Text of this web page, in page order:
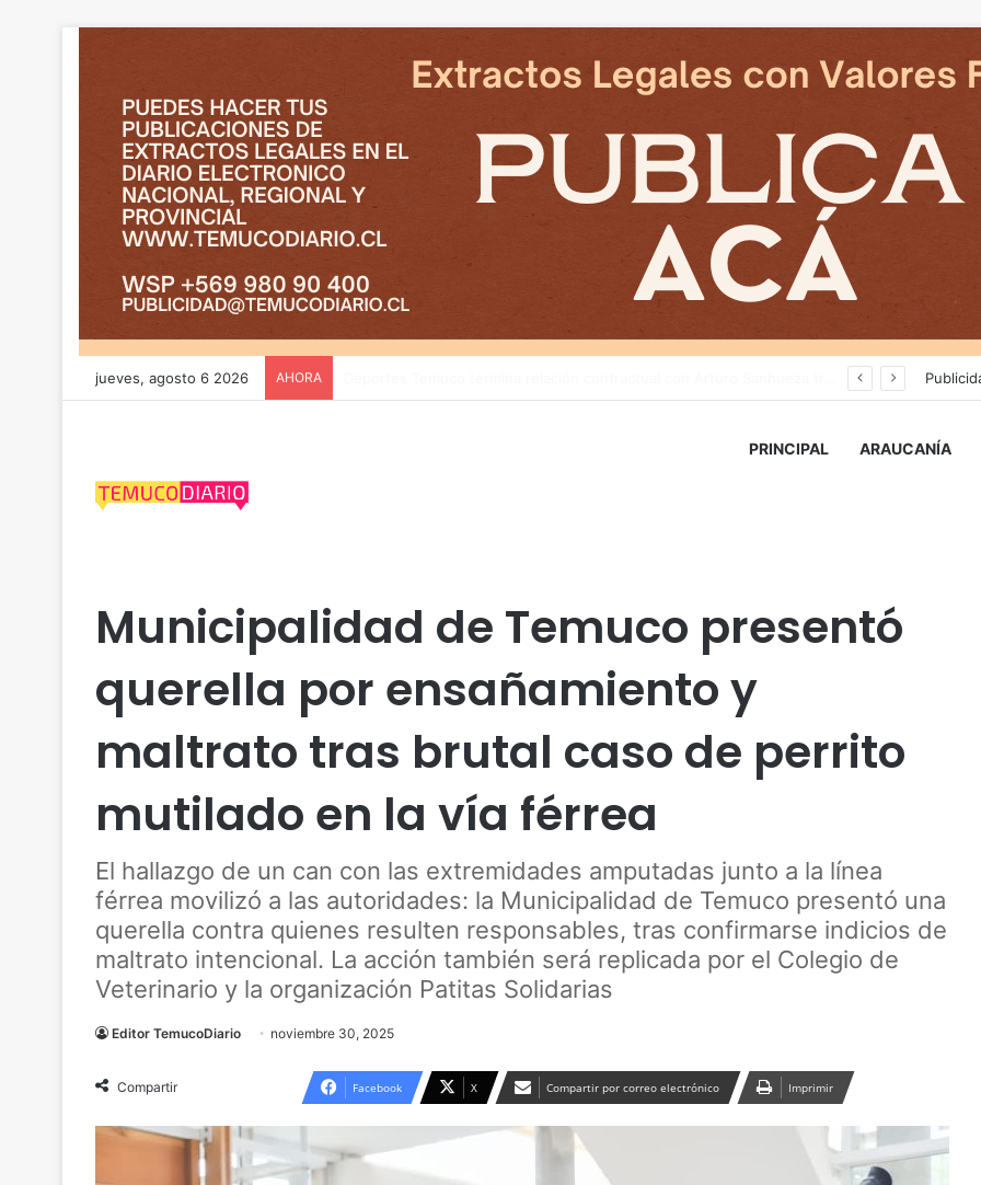
jueves, agosto 6 2026 AHORA
PRINCIPAL ARAUCANÍA
Municipalidad de Temuco presentó
querella por ensañamiento y
maltrato tras brutal caso de perrito
mutilado en la vía férrea
El hallazgo de un can con las extremidades amputadas junto a la línea
férrea movilizó a las autoridades: la Municipalidad de Temuco presentó una
querella contra quienes resulten responsables, tras confirmarse indicios de
maltrato intencional. La acción también será replicada por el Colegio de
Veterinario y la organización Patitas Solidarias
Editor TemucoDiario noviembre 30, 2025
Compartir Facebook X Compartir por correo electrónico Imprimir